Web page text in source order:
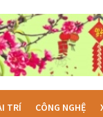
TRÍ CÔNG NGHỆ